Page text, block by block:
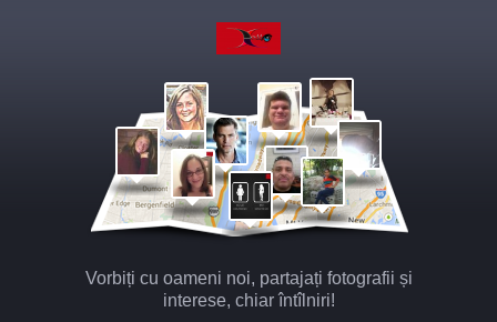
Vorbiți cu oameni noi, partajați fotografii și
interese, chiar întîlniri!